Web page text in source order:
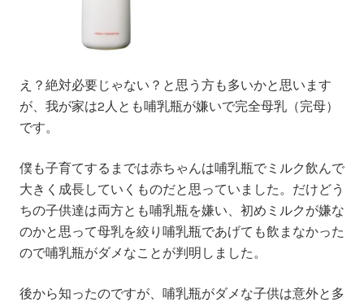
え？絶対必要じゃない？と思う方も多いかと思います
が、我が家は2人とも哺乳瓶が嫌いで完全母乳（完母）
です。
僕も子育てするまでは赤ちゃんは哺乳瓶でミルク飲んで
大きく成長していくものだと思っていました。だけどう
ちの子供達は両方とも哺乳瓶を嫌い、初めミルクが嫌な
のかと思って母乳を絞り哺乳瓶であげても飲まなかった
ので哺乳瓶がダメなことが判明しました。
後から知ったのですが、哺乳瓶がダメな子供は意外と多